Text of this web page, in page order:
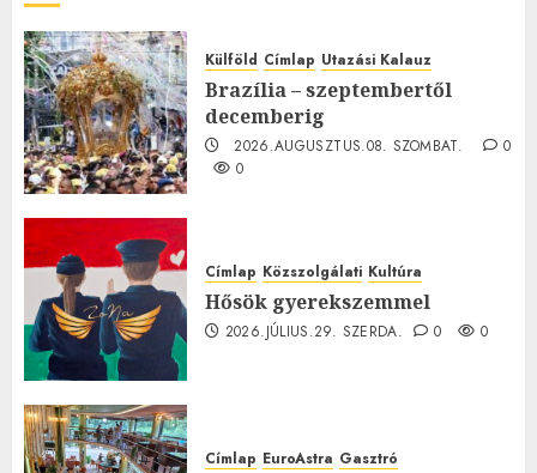
Külföld Címlap Utazási Kalauz
Brazília – szeptembertől
decemberig
2026.AUGUSZTUS.08. SZOMBAT.
0
0
Címlap Közszolgálati Kultúra
Hősök gyerekszemmel
2026.JÚLIUS.29. SZERDA. 0 0
Címlap EuroAstra Gasztró